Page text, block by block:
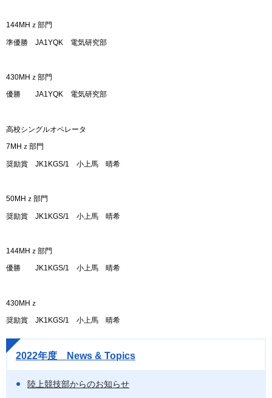
144MHｚ部門
準優勝 JA1YQK 電気研究部
430MHｚ部門
優勝 JA1YQK 電気研究部
高校シングルオペレータ
7MHｚ部門
奨励賞 JK1KGS/1 小上馬 晴希
50MHｚ部門
奨励賞 JK1KGS/1 小上馬 晴希
144MHｚ部門
優勝 JK1KGS/1 小上馬 晴希
430MHｚ
奨励賞 JK1KGS/1 小上馬 晴希
2022年度 News & Topics
陸上競技部からのお知らせ